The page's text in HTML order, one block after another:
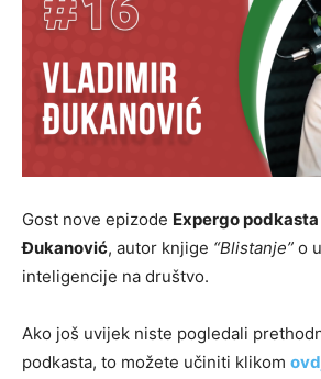
Gost nove epizode Expergo podkasta
Đukanović, autor knjige “Blistanje” o
inteligencije na društvo.
Ako još uvijek niste pogledali
podkasta, to možete učiniti klikom